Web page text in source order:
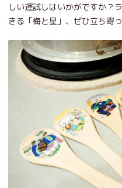
しい運試しはいかがですか？
きる「梅と星」、ぜひ立ち寄